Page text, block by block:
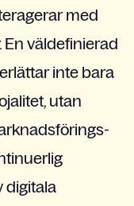
med
En väldefinierad
inte bara
utan
digitala